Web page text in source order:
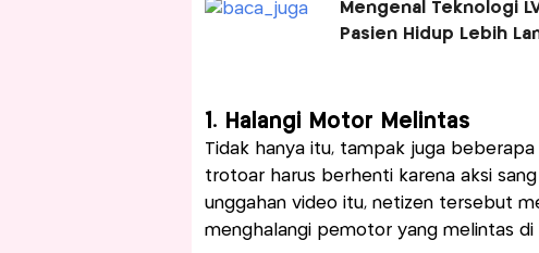
Mengenal Teknologi
Pasien Hidup Lebih
1. Halangi Motor Melintas
Tidak hanya itu, tampak juga
trotoar harus berhenti karena aksi
unggahan video itu, netizen tersebut
menghalangi pemotor yang melintas di